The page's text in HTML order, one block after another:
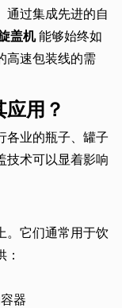
通过集成先进的自
盖机能够始终如
高速包装线的需
用？
各业的瓶子、罐子
技术可以显着影响
。它们通常用于饮
器